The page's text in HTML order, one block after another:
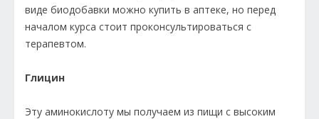
виде биодобавки можно купить в аптеке, но перед
началом курса стоит проконсультироваться с
терапевтом.
Глицин
Эту аминокислоту мы получаем из пищи с высоким